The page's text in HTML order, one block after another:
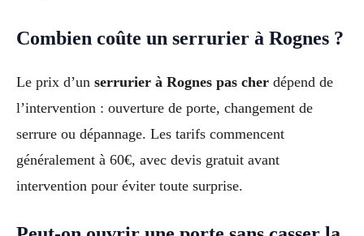
Combien coûte un serrurier à Rognes ?
Le prix d’un serrurier à Rognes pas cher dépend de
l’intervention : ouverture de porte, changement de
serrure ou dépannage. Les tarifs commencent
généralement à 60€, avec devis gratuit avant
intervention pour éviter toute surprise.